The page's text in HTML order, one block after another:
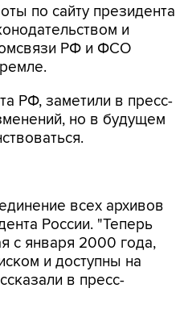
по сайту президента
и
РФ и ФСО
РФ, заметили в пресс-
но в будущем
всех архивов
России. "Теперь
с января 2000 года,
и доступны на
в пресс-